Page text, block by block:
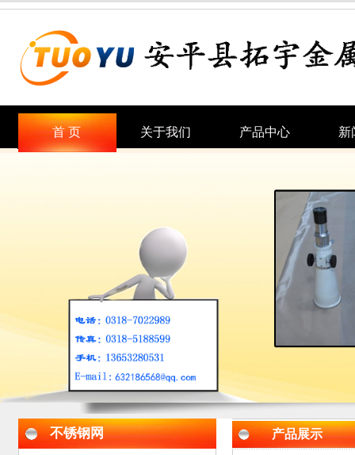
首 页 关于我们 产品中心 新
不锈钢网 产品展示